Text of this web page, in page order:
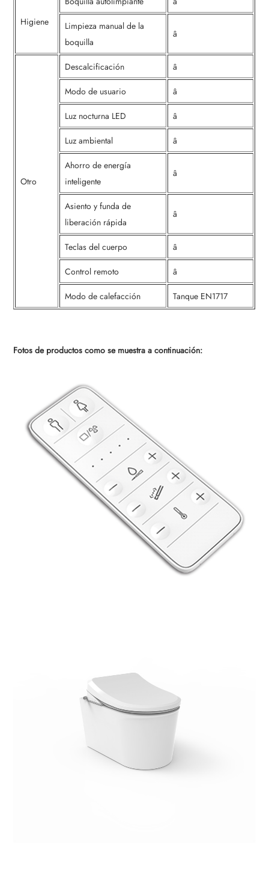
Higiene
Limpieza manual de la
boquilla
â
Otro
Descalcificación â
Modo de usuario â
Luz nocturna LED â
Luz ambiental â
Ahorro de energía
inteligente
â
Asiento y funda de
liberación rápida
â
Teclas del cuerpo â
Control remoto â
Modo de calefacción Tanque EN1717
Fotos de productos como se muestra a continuación: